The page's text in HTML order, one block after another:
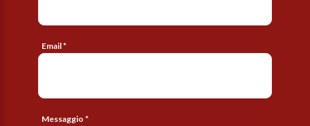
Email *
Messaggio *